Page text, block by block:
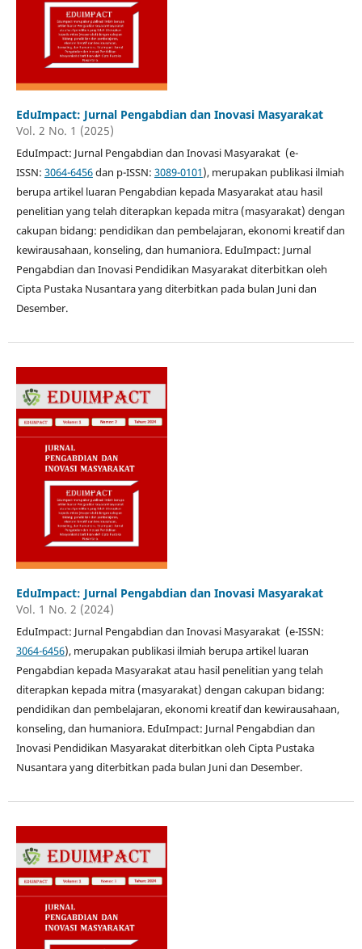
EduImpact: Jurnal Pengabdian dan Inovasi Masyarakat
Vol. 2 No. 1 (2025)
EduImpact: Jurnal Pengabdian dan Inovasi Masyarakat (e-
ISSN: 3064-6456dan p-ISSN: 3089-0101), merupakan publikasi ilmiah
berupa artikel luaran Pengabdian kepada Masyarakat atau hasil
penelitian yang telah diterapkan kepada mitra (masyarakat) dengan
cakupan bidang: pendidikan dan pembelajaran, ekonomi kreatif dan
kewirausahaan, konseling, dan humaniora. EduImpact: Jurnal
Pengabdian dan Inovasi Pendidikan Masyarakat diterbitkan oleh
Cipta Pustaka Nusantara yang diterbitkan pada bulan Juni dan
Desember.
EduImpact: Jurnal Pengabdian dan Inovasi Masyarakat
Vol. 1 No. 2 (2024)
EduImpact: Jurnal Pengabdian dan Inovasi Masyarakat (e-ISSN:
3064-6456), merupakan publikasi ilmiah berupa artikel luaran
Pengabdian kepada Masyarakat atau hasil penelitian yang telah
diterapkan kepada mitra (masyarakat) dengan cakupan bidang:
pendidikan dan pembelajaran, ekonomi kreatif dan kewirausahaan,
konseling, dan humaniora. EduImpact: Jurnal Pengabdian dan
Inovasi Pendidikan Masyarakat diterbitkan oleh Cipta Pustaka
Nusantara yang diterbitkan pada bulan Juni dan Desember.